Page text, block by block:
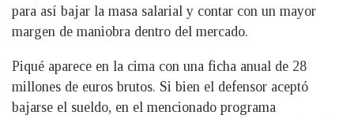
para así bajar la masa salarial y contar con un mayor
margen de maniobra dentro del mercado.
Piqué aparece en la cima con una ficha anual de 28
millones de euros brutos. Si bien el defensor aceptó
bajarse el sueldo, en el mencionado programa